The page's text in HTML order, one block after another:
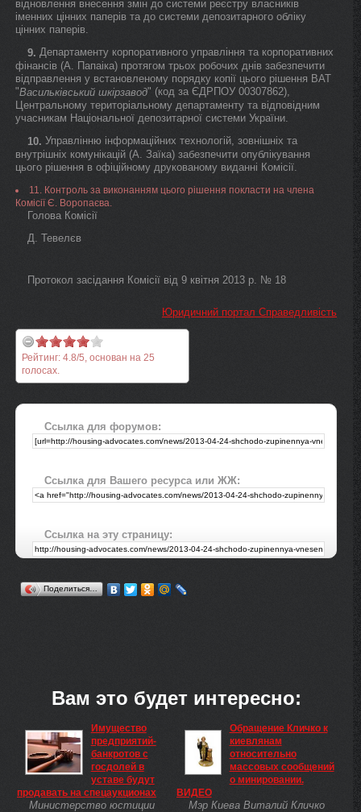
відновлення внесення змін до системи реєстру власників
іменних цінних паперів та до системи депозитарного обліку
цінних паперів.
9. Департаменту корпоративного управління та корпоративних
фінансів (А. Папаіка) протягом трьох робочих днів забезпечити
відправлення у встановленому порядку копії цього рішення ВАТ
"Васильківський шкірзавод" (код за ЄДРПОУ 00307862),
Центральному територіальному департаменту та відповідним
учасникам Національної депозитарної системи України.
10. Управлінню інформаційних технологій, зовнішніх та
внутрішніх комунікацій (А. Заїка) забезпечити опублікування
цього рішення в офіційному друкованому виданні Комісії.
11. Контроль за виконанням цього рішення покласти на члена
Комісії Є. Воропаєва.
Голова Комісії
Д. Тевелєв
Протокол засідання Комісії від 9 квітня 2013 р. № 18
Юридичний портал Справедливість
Рейтинг: 4.8/5, основан на 25
голосах.
Ссылка для форумов:
Ссылка для Вашего ресурса или ЖЖ:
Ссылка на эту страницу:
Поделиться…
Вам это будет интересно:
Имущество
предприятий-
банкротов с
госдолей в
уставе будут
продавать на спецаукционах
Министерство юстиции
Обращение Кличко к
киевлянам
относительно
массовых сообщений
о минировании.
ВИДЕО
Мэр Киева Виталий Кличко